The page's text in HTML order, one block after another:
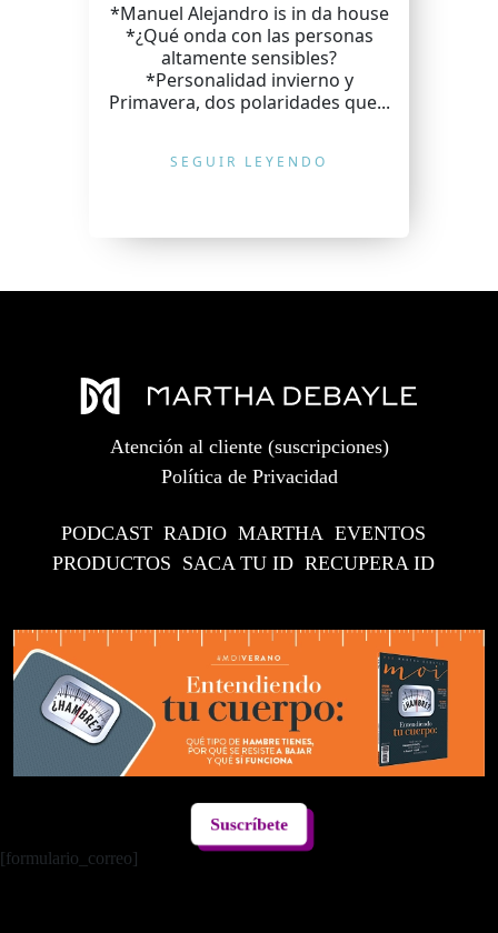
*Manuel Alejandro is in da house
*¿Qué onda con las personas
altamente sensibles?
*Personalidad invierno y
Primavera, dos polaridades que...
SEGUIR LEYENDO
Atención al cliente (suscripciones)
Política de Privacidad
PODCAST RADIO MARTHA EVENTOS
PRODUCTOS SACA TU ID RECUPERA ID
Suscríbete
[formulario_correo]